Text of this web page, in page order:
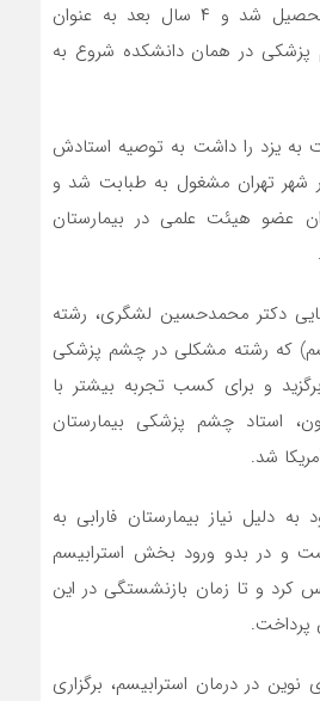
چشم پزشکی فارغ التحصیل شد و ۴ سال بعد به عنوان
در همان دانشکده شروع به
به یزد را داشت به توصیه استادش
تهران مشغول به طبابت شد و
به عنوان عضو هیئت علمی در بیمارستان
دکتر محمدحسین لشگری، رشته
که رشته مشکلی در چشم پزشکی
برگزید و برای کسب تجربه بیشتر با
استاد چشم پزشکی بیمارستان
شد.
دلیل نیاز بیمارستان فارابی به
و در بدو ورود بخش استرابیسم
کرد و تا زمان بازنشستگی در این
پرداخت.
نوین در درمان استرابیسم، برگزاری